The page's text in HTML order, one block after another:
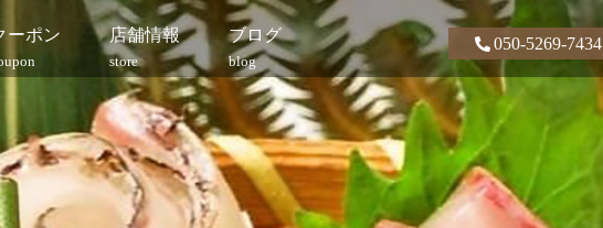
ーポン 店舗情報
store
ブログ
blog
050-5269-7434